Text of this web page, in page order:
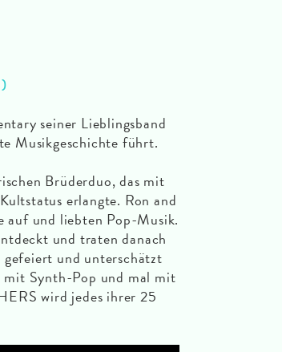
seiner Lieblingsband
Musikgeschichte führt.
Brüderduo, das mit
erlangte. Ron and
auf und liebten Pop-Musik.
und traten danach
gefeiert und unterschätzt
mit Synth-Pop und mal mit
wird jedes ihrer 25